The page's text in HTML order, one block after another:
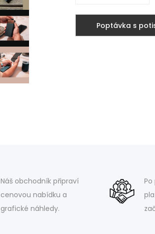
Poptávka s
Náš obchodník připraví
cenovou nabídku a
grafické náhledy.